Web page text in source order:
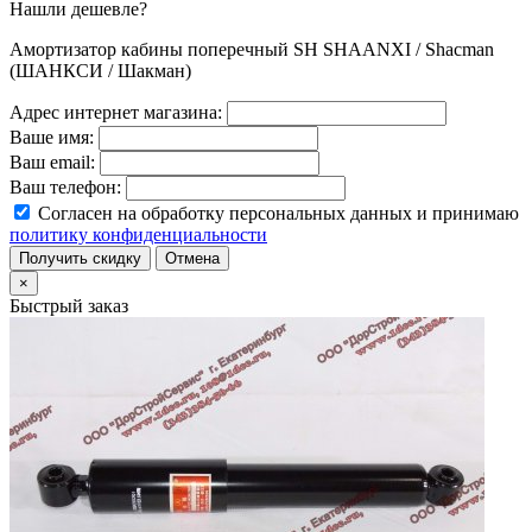
Нашли дешевле?
Амортизатор кабины поперечный SH SHAANXI / Shacman
(ШАНКСИ / Шакман)
Адрес интернет магазина:
Ваше имя:
Ваш email:
Ваш телефон:
Согласен на обработку персональных данных и принимаю
политику конфиденциальности
Получить скидку
Отмена
×
Быстрый заказ